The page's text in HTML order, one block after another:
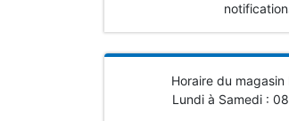
Horaire du magasin
Lundi à Samedi :